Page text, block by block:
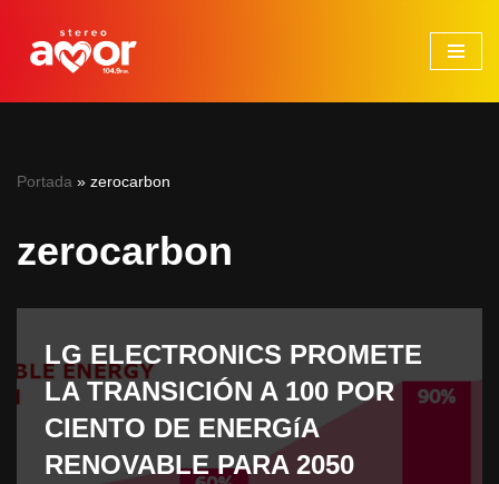
Saltar
Portada » zerocarbon
zerocarbon
LG ELECTRONICS PROMETE
LA TRANSICIÓN A 100 POR
CIENTO DE ENERGíA
RENOVABLE PARA 2050